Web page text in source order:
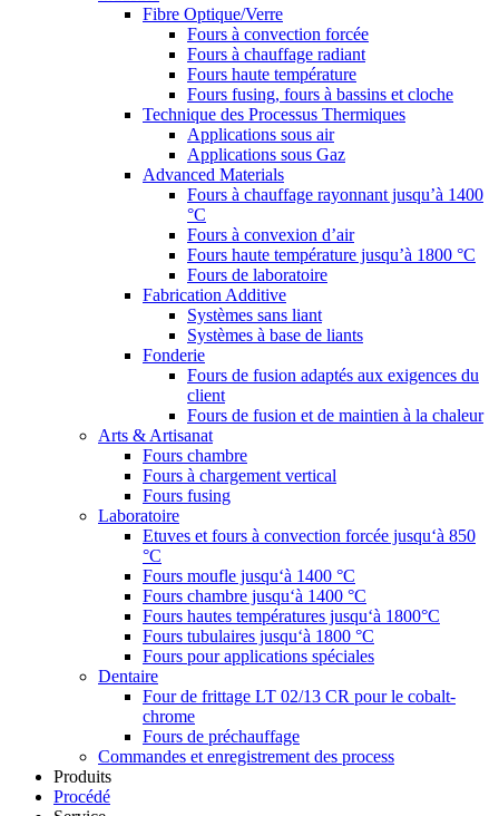
Fibre Optique/Verre
Fours à convection forcée
Fours à chauffage radiant
Fours haute température
Fours fusing, fours à bassins et cloche
Technique des Processus Thermiques
Applications sous air
Applications sous Gaz
Advanced Materials
Fours à chauffage rayonnant jusqu’à 1400
°C
Fours à convexion d’air
Fours haute température jusqu’à 1800 °C
Fours de laboratoire
Fabrication Additive
Systèmes sans liant
Systèmes à base de liants
Fonderie
Fours de fusion adaptés aux exigences du
client
Fours de fusion et de maintien à la chaleur
Arts & Artisanat
Fours chambre
Fours à chargement vertical
Fours fusing
Laboratoire
Etuves et fours à convection forcée jusqu‘à 850
°C
Fours moufle jusqu‘à 1400 °C
Fours chambre jusqu‘à 1400 °C
Fours hautes températures jusqu‘à 1800°C
Fours tubulaires jusqu‘à 1800 °C
Fours pour applications spéciales
Dentaire
Four de frittage LT 02/13 CR pour le cobalt-
chrome
Fours de préchauffage
Commandes et enregistrement des process
Produits
Procédé